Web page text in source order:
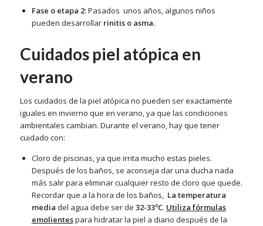
Fase o etapa 2:Pasados unos años, algunos niños
pueden desarrollar rinitis o asma.
Cuidados piel atópica en
verano
Los cuidados de la piel atópica no pueden ser exactamente
iguales en invierno que en verano, ya que las condiciones
ambientales cambian. Durante el verano, hay que tener
cuidado con:
Cloro de piscinas, ya que irrita mucho estas pieles.
Después de los baños, se aconseja dar una ducha nada
más salir para eliminar cualquier resto de cloro que quede.
Recordar que a la hora de los baños, La temperatura
media del agua debe ser de 32-33ºC. Utiliza fórmulas
emolientespara hidratar la piel a diario después de la